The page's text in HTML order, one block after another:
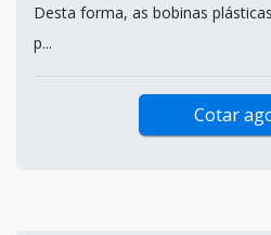
Desta forma, as bobinas
p...
Cotar